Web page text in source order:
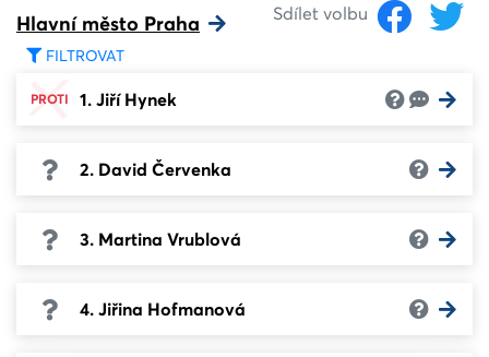
Hlavní město Praha Sdílet volbu
FILTROVAT
PROTI 1. Jiří Hynek
2. David Červenka
3. Martina Vrublová
4. Jiřina Hofmanová